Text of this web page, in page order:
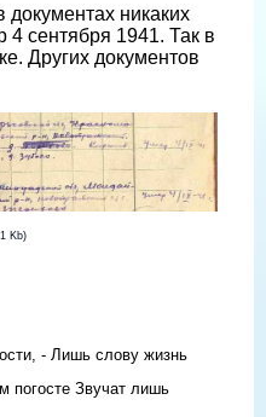
документах никаких
сентября 1941. Так в
Других документов
Kb)
- Лишь слову жизнь
погосте Звучат лишь